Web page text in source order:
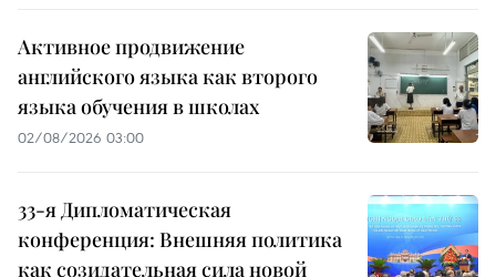
Активное продвижение
английского языка как второго
языка обучения в школах
02/08/2026 03:00
33-я Дипломатическая
конференция: Внешняя политика
как созидательная сила новой